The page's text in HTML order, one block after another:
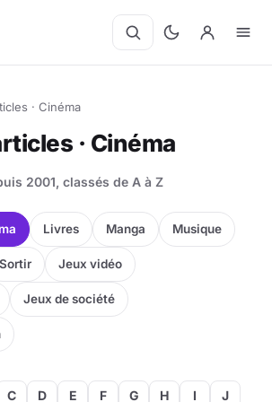
· Cinéma
· Cinéma
2001, classés de A à Z
Livres Manga Musique
Sortir Jeux vidéo
Jeux de société
C D E F G H I
J